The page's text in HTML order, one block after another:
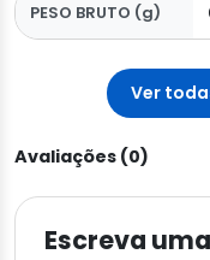
PESO BRUTO (g)
Ver
Avaliações (0)
Escreva